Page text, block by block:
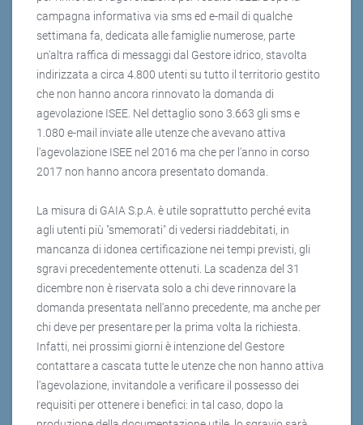
campagna informativa via sms ed e-mail di qualche
settimana fa, dedicata alle famiglie numerose, parte
un'altra raffica di messaggi dal Gestore idrico, stavolta
indirizzata a circa 4.800 utenti su tutto il territorio gestito
che non hanno ancora rinnovato la domanda di
agevolazione ISEE. Nel dettaglio sono 3.663 gli sms e
1.080 e-mail inviate alle utenze che avevano attiva
l'agevolazione ISEE nel 2016 ma che per l'anno in corso
2017 non hanno ancora presentato domanda.
La misura di GAIA S.p.A. è utile soprattutto perché evita
agli utenti più "smemorati" di vedersi riaddebitati, in
mancanza di idonea certificazione nei tempi previsti, gli
sgravi precedentemente ottenuti. La scadenza del 31
dicembre non è riservata solo a chi deve rinnovare la
domanda presentata nell'anno precedente, ma anche per
chi deve per presentare per la prima volta la richiesta.
Infatti, nei prossimi giorni è intenzione del Gestore
contattare a cascata tutte le utenze che non hanno attiva
l'agevolazione, invitandole a verificare il possesso dei
requisiti per ottenere i benefici: in tal caso, dopo la